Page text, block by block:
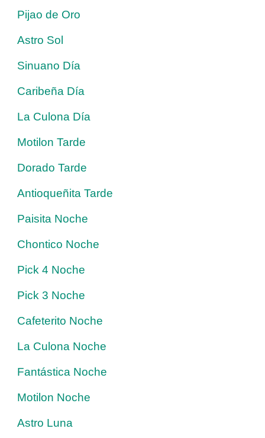
Pijao de Oro
Astro Sol
Sinuano Día
Caribeña Día
La Culona Día
Motilon Tarde
Dorado Tarde
Antioqueñita Tarde
Paisita Noche
Chontico Noche
Pick 4 Noche
Pick 3 Noche
Cafeterito Noche
La Culona Noche
Fantástica Noche
Motilon Noche
Astro Luna